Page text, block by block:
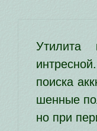
Утилита
поис­ка
шен­ные
но при